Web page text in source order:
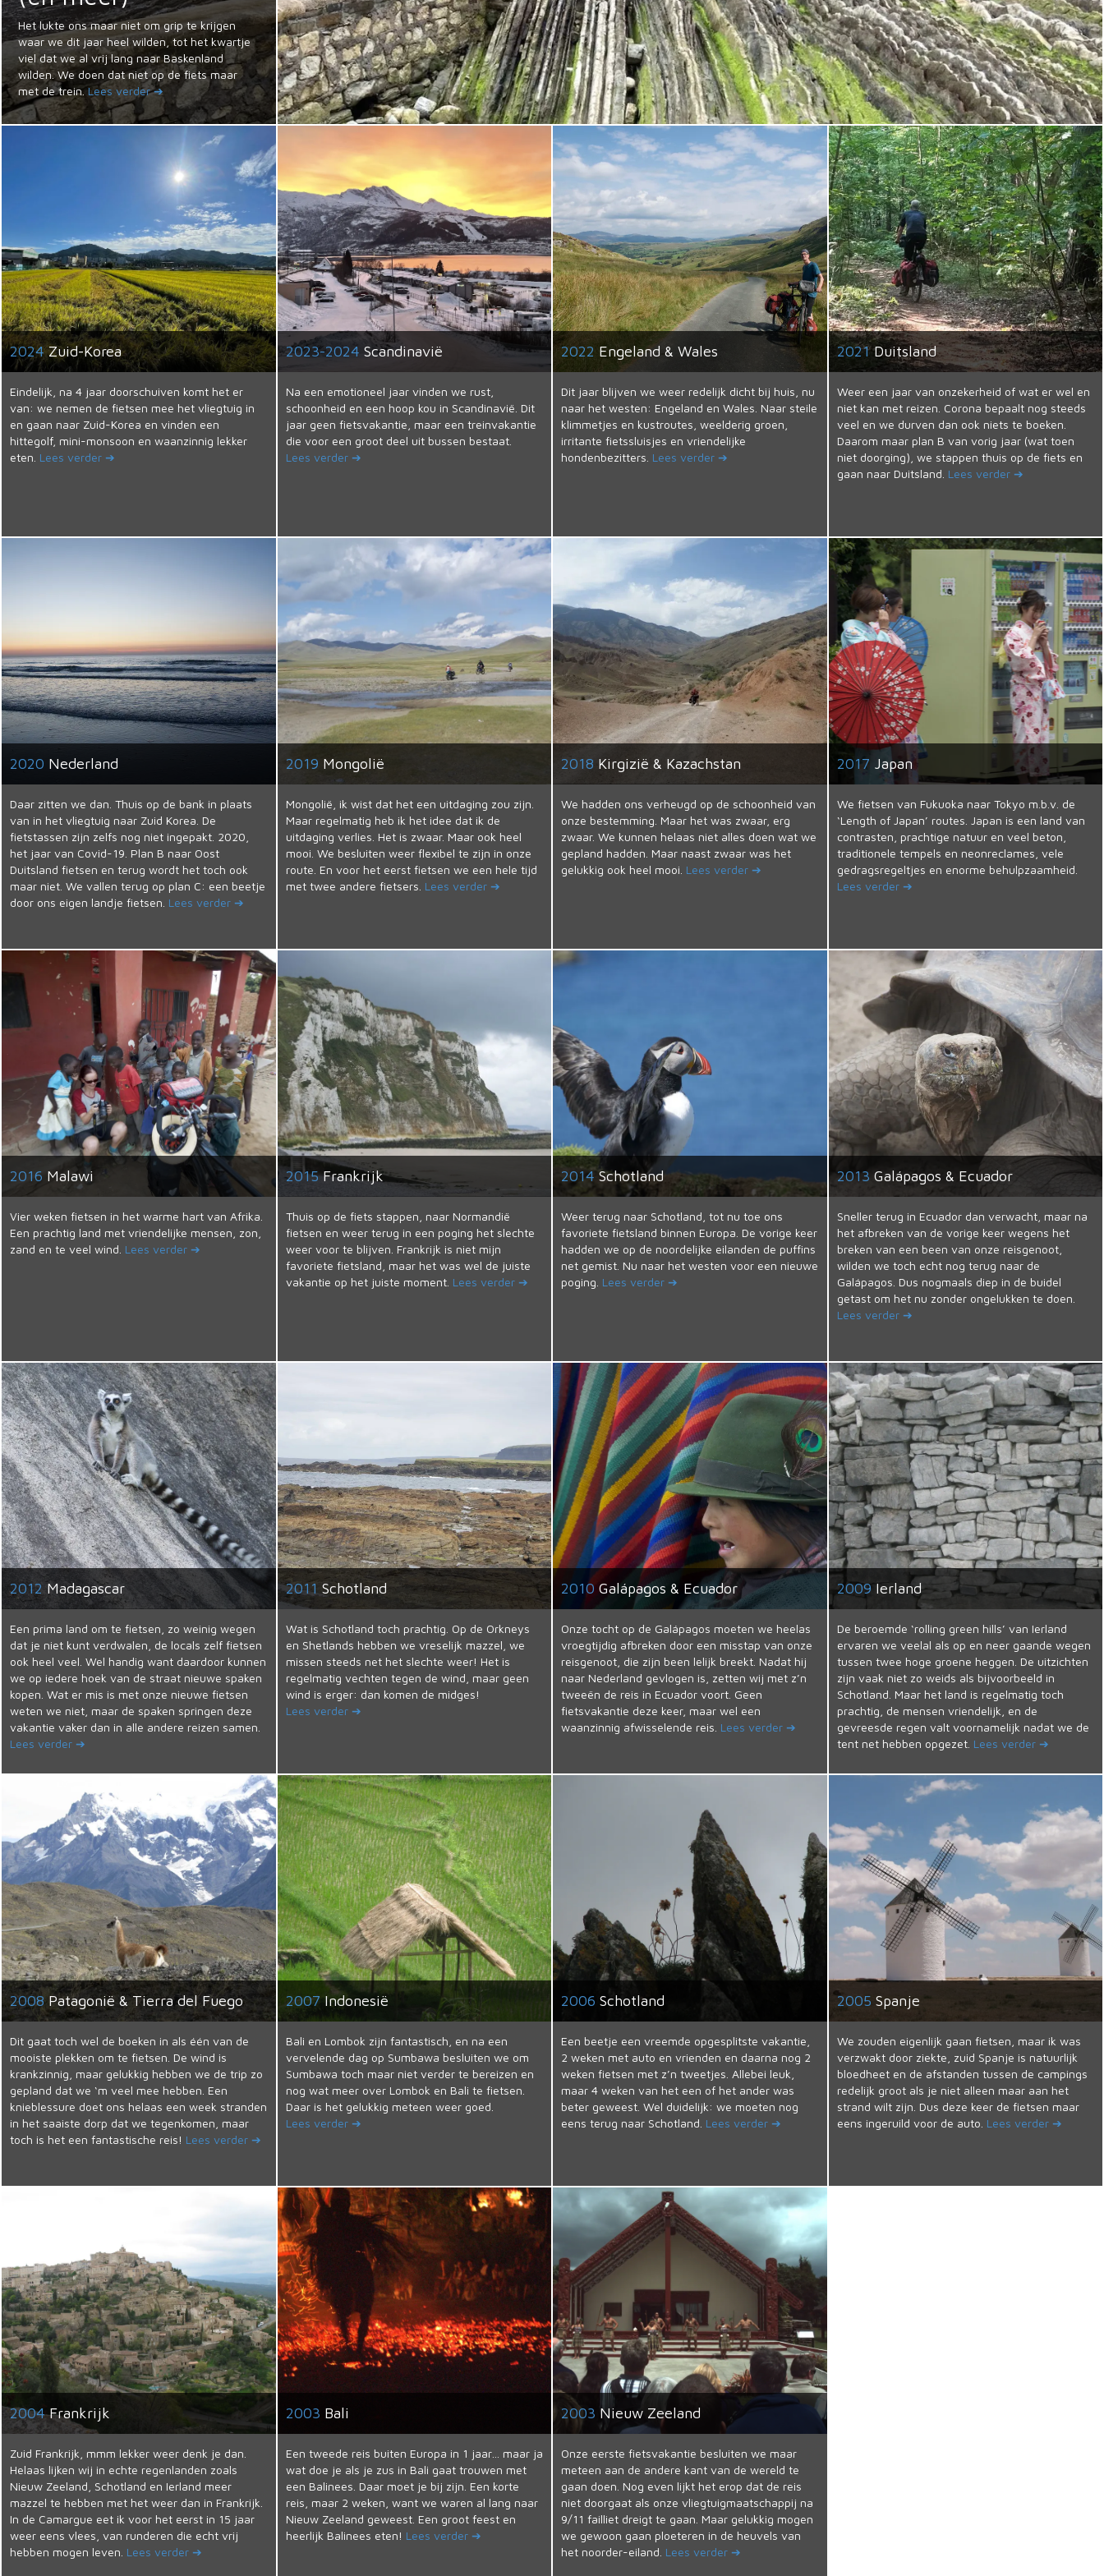
Het lukte ons maar niet om grip te krijgen
waar we dit jaar heel wilden, tot het kwartje
viel dat we al vrij lang naar Baskenland
wilden. We doen dat niet op de fiets maar
met de trein.Lees verder ➔
2024Zuid-Korea
Eindelijk, na 4 jaar doorschuiven komt het er
van: we nemen de fietsen mee het vliegtuig in
en gaan naar Zuid-Korea en vinden een
hittegolf, mini-monsoon en waanzinnig lekker
eten. Lees verder ➔
2023-2024 Scandinavië
Na een emotioneel jaar vinden we rust,
schoonheid en een hoop kou in Scandinavië. Dit
jaar geen fietsvakantie, maar een treinvakantie
die voor een groot deel uit bussen bestaat.
Lees verder ➔
2022 Engeland & Wales
Dit jaar blijven we weer redelijk dicht bij huis, nu
naar het westen: Engeland en Wales. Naar steile
klimmetjes en kustroutes, weelderig groen,
irritante fietssluisjes en vriendelijke
hondenbezitters. Lees verder ➔
2021Duitsland
Weer een jaar van onzekerheid of wat er wel en
niet kan met reizen. Corona bepaalt nog steeds
veel en we durven dan ook niets te boeken.
Daarom maar plan B van vorig jaar (wat toen
niet doorging), we stappen thuis op de fiets en
gaan naar Duitsland. Lees verder ➔
2020 Nederland
Daar zitten we dan. Thuis op de bank in plaats
van in het vliegtuig naar Zuid Korea. De
fietstassen zijn zelfs nog niet ingepakt. 2020,
het jaar van Covid-19. Plan B naar Oost
Duitsland fietsen en terug wordt het toch ook
maar niet. We vallen terug op plan C: een beetje
door ons eigen landje fietsen. Lees verder ➔
2019 Mongolië
Mongolië, ik wist dat het een uitdaging zou zijn.
Maar regelmatig heb ik het idee dat ik de
uitdaging verlies. Het is zwaar. Maar ook heel
mooi. We besluiten weer flexibel te zijn in onze
route. En voor het eerst fietsen we een hele tijd
met twee andere fietsers. Lees verder ➔
2018 Kirgizië & Kazachstan
We hadden ons verheugd op de schoonheid van
onze bestemming. Maar het was zwaar, erg
zwaar. We kunnen helaas niet alles doen wat we
gepland hadden. Maar naast zwaar was het
gelukkig ook heel mooi. Lees verder ➔
2017 Japan
We fietsen van Fukuoka naar Tokyo m.b.v. de
‘Length of Japan’ routes. Japan is een land van
contrasten, prachtige natuur en veel beton,
traditionele tempels en neonreclames, vele
gedragsregeltjes en enorme behulpzaamheid.
Lees verder ➔
2016 Malawi
Vier weken fietsen in het warme hart van Afrika.
Een prachtig land met vriendelijke mensen, zon,
zand en te veel wind. Lees verder ➔
2015Frankrijk
Thuis op de fiets stappen, naar Normandië
fietsen en weer terug in een poging het slechte
weer voor te blijven. Frankrijk is niet mijn
favoriete fietsland, maar het was wel de juiste
vakantie op het juiste moment. Lees verder ➔
2014 Schotland
Weer terug naar Schotland, tot nu toe ons
favoriete fietsland binnen Europa. De vorige keer
hadden we op de noordelijke eilanden de puffins
net gemist. Nu naar het westen voor een nieuwe
poging. Lees verder ➔
2013 Galápagos & Ecuador
Sneller terug in Ecuador dan verwacht, maar na
het afbreken van de vorige keer wegens het
breken van een been van onze reisgenoot,
wilden we toch echt nog terug naar de
Galápagos. Dus nogmaals diep in de buidel
getast om het nu zonder ongelukken te doen.
Lees verder ➔
2012 Madagascar
Een prima land om te fietsen, zo weinig wegen
dat je niet kunt verdwalen, de locals zelf fietsen
ook heel veel. Wel handig want daardoor kunnen
we op iedere hoek van de straat nieuwe spaken
kopen. Wat er mis is met onze nieuwe fietsen
weten we niet, maar de spaken springen deze
vakantie vaker dan in alle andere reizen samen.
Lees verder ➔
2011 Schotland
Wat is Schotland toch prachtig. Op de Orkneys
en Shetlands hebben we vreselijk mazzel, we
missen steeds net het slechte weer! Het is
regelmatig vechten tegen de wind, maar geen
wind is erger: dan komen de midges!
Lees verder ➔
2010 Galápagos & Ecuador
Onze tocht op de Galápagos moeten we heelas
vroegtijdig afbreken door een misstap van onze
reisgenoot, die zijn been lelijk breekt. Nadat hij
naar Nederland gevlogen is, zetten wij met z’n
tweeën de reis in Ecuador voort. Geen
fietsvakantie deze keer, maar wel een
waanzinnig afwisselende reis. Lees verder ➔
2009 Ierland
De beroemde ‘rolling green hills’ van Ierland
ervaren we veelal als op en neer gaande wegen
tussen twee hoge groene heggen. De uitzichten
zijn vaak niet zo weids als bijvoorbeeld in
Schotland. Maar het land is regelmatig toch
prachtig, de mensen vriendelijk, en de
gevreesde regen valt voornamelijk nadat we de
tent net hebben opgezet. Lees verder ➔
2008Patagonië & Tierra del Fuego
Dit gaat toch wel de boeken in als één van de
mooiste plekken om te fietsen. De wind is
krankzinnig, maar gelukkig hebben we de trip zo
gepland dat we ‘m veel mee hebben. Een
knieblessure doet ons helaas een week stranden
in het saaiste dorp dat we tegenkomen, maar
toch is het een fantastische reis! Lees verder ➔
2007Indonesië
Bali en Lombok zijn fantastisch, en na een
vervelende dag op Sumbawa besluiten we om
Sumbawa toch maar niet verder te bereizen en
nog wat meer over Lombok en Bali te fietsen.
Daar is het gelukkig meteen weer goed.
Lees verder ➔
2006 Schotland
Een beetje een vreemde opgesplitste vakantie,
2 weken met auto en vrienden en daarna nog 2
weken fietsen met z’n tweetjes. Allebei leuk,
maar 4 weken van het een of het ander was
beter geweest. Wel duidelijk: we moeten nog
eens terug naar Schotland. Lees verder ➔
2005 Spanje
We zouden eigenlijk gaan fietsen, maar ik was
verzwakt door ziekte, zuid Spanje is natuurlijk
bloedheet en de afstanden tussen de campings
redelijk groot als je niet alleen maar aan het
strand wilt zijn. Dus deze keer de fietsen maar
eens ingeruild voor de auto. Lees verder ➔
2004Frankrijk
Zuid Frankrijk, mmm lekker weer denk je dan.
Helaas lijken wij in echte regenlanden zoals
Nieuw Zeeland, Schotland en Ierland meer
mazzel te hebben met het weer dan in Frankrijk.
In de Camargue eet ik voor het eerst in 15 jaar
weer eens vlees, van runderen die echt vrij
hebben mogen leven. Lees verder ➔
2003 Bali
Een tweede reis buiten Europa in 1 jaar… maar ja
wat doe je als je zus in Bali gaat trouwen met
een Balinees. Daar moet je bij zijn. Een korte
reis, maar 2 weken, want we waren al lang naar
Nieuw Zeeland geweest. Een groot feest en
heerlijk Balinees eten! Lees verder ➔
2003 Nieuw Zeeland
Onze eerste fietsvakantie besluiten we maar
meteen aan de andere kant van de wereld te
gaan doen. Nog even lijkt het erop dat de reis
niet doorgaat als onze vliegtuigmaatschappij na
9/11 failliet dreigt te gaan. Maar gelukkig mogen
we gewoon gaan ploeteren in de heuvels van
het noorder-eiland. Lees verder ➔